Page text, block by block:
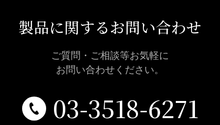
製品に関するお問い合わせ
ご質問・ご相談等お気軽に
お問い合わせください。
03-3518-6271